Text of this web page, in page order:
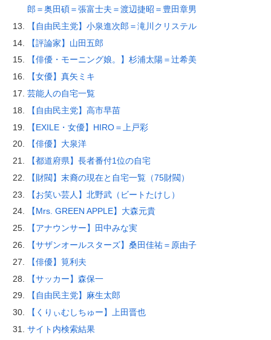
郎＝奥田碩＝張富士夫＝渡辺捷昭＝豊田章男
【自由民主党】小泉進次郎＝滝川クリステル
【評論家】山田五郎
【俳優・モーニング娘。】杉浦太陽＝辻希美
【女優】真矢ミキ
芸能人の自宅一覧
【自由民主党】高市早苗
【EXILE・女優】HIRO＝上戸彩
【俳優】大泉洋
【都道府県】長者番付1位の自宅
【財閥】末裔の現在と自宅一覧（75財閥）
【お笑い芸人】北野武（ビートたけし）
【Mrs. GREEN APPLE】大森元貴
【アナウンサー】田中みな実
【サザンオールスターズ】桑田佳祐＝原由子
【俳優】筧利夫
【サッカー】森保一
【自由民主党】麻生太郎
【くりぃむしちゅー】上田晋也
サイト内検索結果